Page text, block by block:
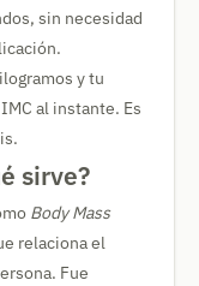
sin necesidad
y tu
al instante. Es
sirve?
Body Mass
relaciona el
Fue